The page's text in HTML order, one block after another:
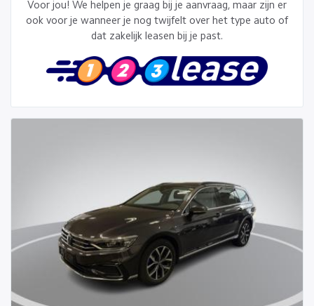
Voor jou! We helpen je graag bij je aanvraag, maar zijn er
ook voor je wanneer je nog twijfelt over het type auto of
dat zakelijk leasen bij je past.